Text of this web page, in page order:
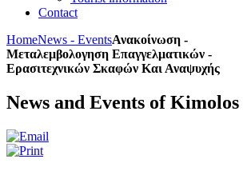
Contact
HomeNews - EventsΑνακοίνωση -
Μεταλεμβολογηση Επαγγελματικών -
Ερασιτεχνικών Σκαφών Και Αναψυχής
News and Events of Kimolos